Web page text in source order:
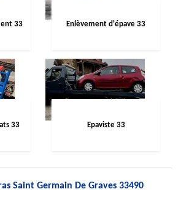
33 Enlèvement d'épave 33
33 Epaviste 33
Saint Germain De Graves 33490